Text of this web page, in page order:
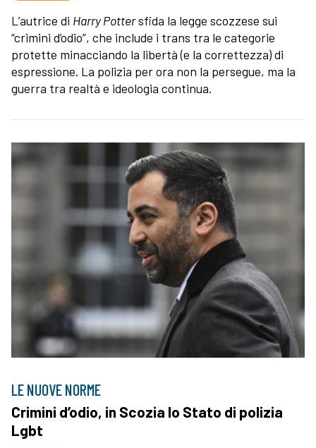
L’autrice di Harry Pottersfida la legge scozzese sui
“crimini d’odio”, che include i trans tra le categorie
protette minacciando la libertà (e la correttezza) di
espressione. La polizia per ora non la persegue, ma la
guerra tra realtà e ideologia continua.
LE NUOVE NORME
Crimini d’odio, in Scozia lo Stato di polizia
Lgbt